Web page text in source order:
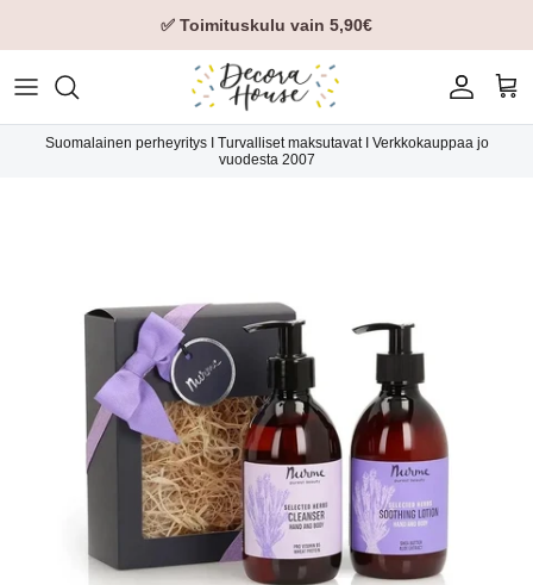
✅ Toimituskulu vain 5,90€
Tili
Suomalainen perheyritys I Turvalliset maksutavat I Verkkokauppaa jo
vuodesta 2007